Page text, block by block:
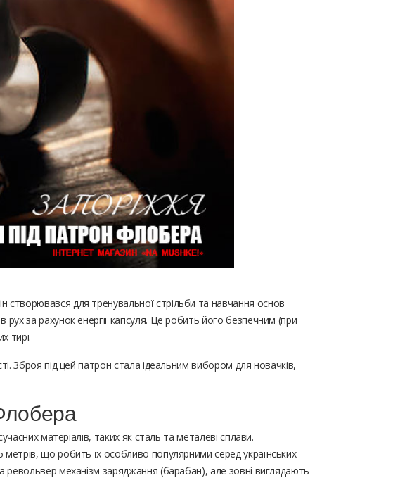
для тренувальної стрільби та навчання основ
за рахунок енергії капсуля. Це робить його безпечним (при
тирі.
Зброя під цей патрон стала ідеальним вибором для новачків,
матеріалів, таких як сталь та металеві сплави.
що робить їх особливо популярними серед українських
револьвер механізм заряджання (барабан), але зовні виглядають